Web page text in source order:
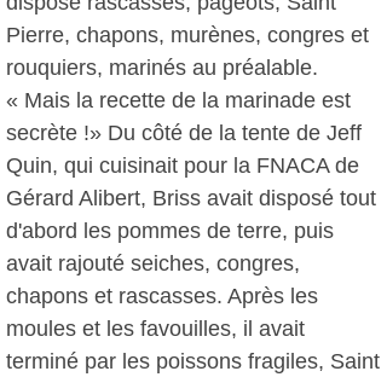
Pierre, chapons, murènes, congres et
rouquiers, marinés au préalable.
« Mais la recette de la marinade est
secrète !» Du côté de la tente de Jeff
Quin, qui cuisinait pour la FNACA de
Gérard Alibert, Briss avait disposé tout
d'abord les pommes de terre, puis
avait rajouté seiches, congres,
chapons et rascasses. Après les
moules et les favouilles, il avait
terminé par les poissons fragiles, Saint